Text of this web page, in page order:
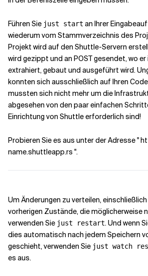
Führen Sie just start an Ihrer
wiederum vom Stammverzeichnis des
Projekt wird auf den Shuttle-Servern
wird gezippt und an POST gesendet, wo
extrahiert, gebaut und ausgeführt wird.
konnten sich ausschließlich auf Ihren
mussten sich nicht mehr um die
abgesehen von den paar einfachen
Einrichtung von Shuttle erforderlich sind!
Probieren Sie es aus unter der Adresse "
name.shuttleapp.rs ".
Um Änderungen zu verteilen,
vorherigen Zustände, die möglicherweise
verwenden Sie just restart. Und wenn
dies automatisch nach jedem Speichern
geschieht, verwenden Sie just watch
es aus.